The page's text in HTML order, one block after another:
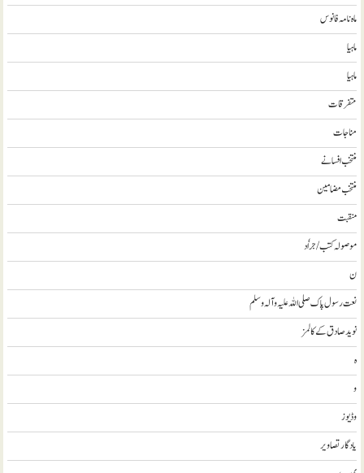
ماہ نامہ فانوس
ماہیا
ماہیا
متفرقات
مناجات
منتخب افسانے
منتخب مضامين
منقبت
موصولہ کتب / جراٗد
ن
نعت رسول پاک صلی اللہ علیہ و آلہ وسلم
نويد صادق کے کالمز
ہ
و
وڈيوز
يادگار تصاوير